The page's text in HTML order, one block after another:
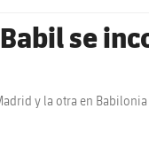
se
y la otra en Babilonia